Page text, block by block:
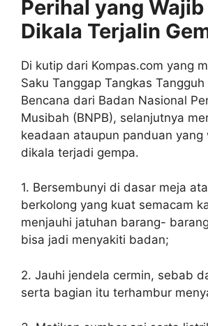
Perihal yang
Dikala Terjalin
Di kutip dari Kompas.com yang
Saku Tanggap Tangkas
Bencana dari Badan Nasional
Musibah (BNPB), selanjutnya
keadaan ataupun panduan
dikala terjadi gempa.
1. Bersembunyi di dasar meja
berkolong yang kuat semacam
menjauhi jatuhan barang-
bisa jadi menyakiti badan;
2. Jauhi jendela cermin, sebab
serta bagian itu terhambur